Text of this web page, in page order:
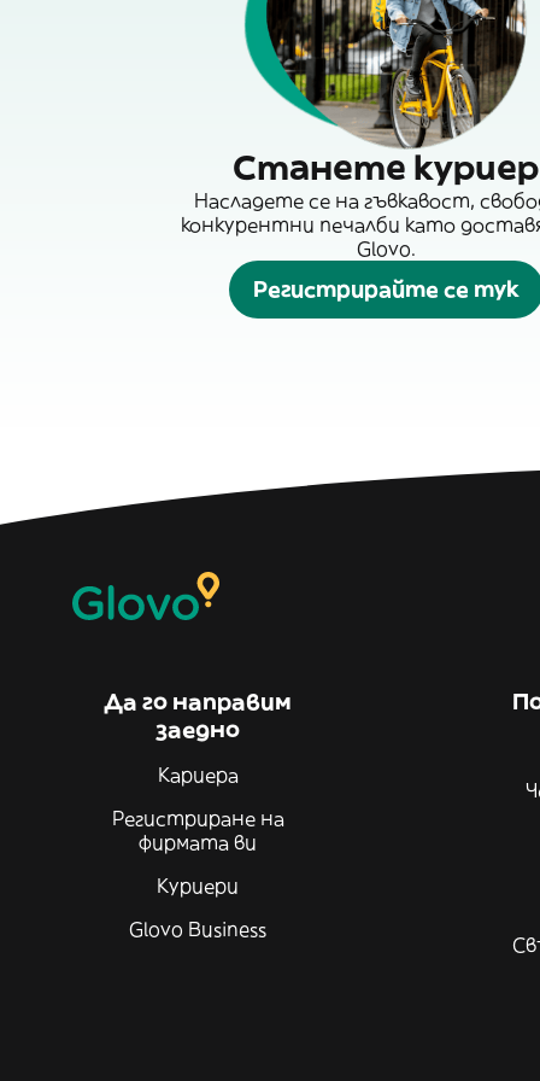
Станете куриер
Насладете се на гъвкавост,
конкурентни печалби като
Glovo.
Регистрирайте се тук
Да го направим
заедно
Кариера
Регистриране на
фирмата ви
Куриери
Glovo Business